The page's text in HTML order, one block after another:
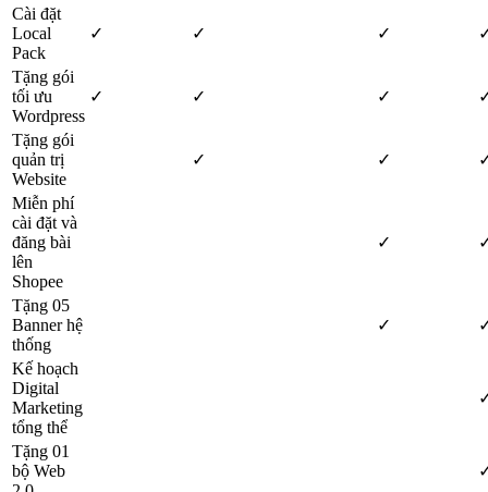
Cài đặt
Local
Pack
✓ ✓ ✓
Tặng gói
tối ưu
Wordpress
✓ ✓ ✓
Tặng gói
quản trị
Website
✓ ✓
Miễn phí
cài đặt và
đăng bài
lên
Shopee
✓
Tặng 05
Banner hệ
thống
✓
Kế hoạch
Digital
Marketing
tổng thể
Tặng 01
bộ Web